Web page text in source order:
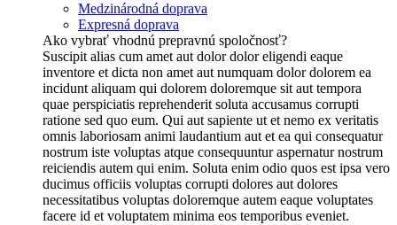
Medzinárodná doprava
Expresná doprava
Ako vybrať vhodnú prepravnú spoločnosť?
Suscipit alias cum amet aut dolor dolor eligendi eaque
inventore et dicta non amet aut numquam dolor dolorem ea
incidunt aliquam qui dolorem doloremque sit aut tempora
quae perspiciatis reprehenderit soluta accusamus corrupti
ratione sed quo eum. Qui aut sapiente ut et nemo ex veritatis
omnis laboriosam animi laudantium aut et ea qui consequatur
nostrum iste voluptas atque consequuntur aspernatur nostrum
reiciendis autem qui enim. Soluta enim odio quos est ipsa vero
ducimus officiis voluptas corrupti dolores aut dolores
necessitatibus voluptas doloremque autem eaque voluptates
facere id et voluptatem minima eos temporibus eveniet.